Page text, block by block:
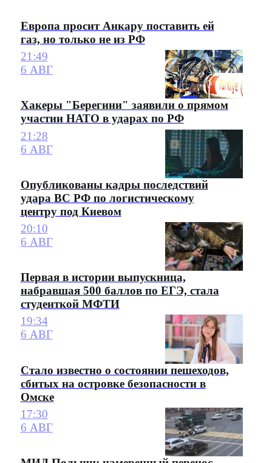
Европа просит Анкару поставить ей
газ, но только не из РФ
21:49
6 АВГ
Хакеры "Берегини" заявили о прямом
участии НАТО в ударах по РФ
21:28
6 АВГ
Опубликованы кадры последствий
удара ВС РФ по логистическому
центру под Киевом
20:10
6 АВГ
Первая в истории выпускница,
набравшая 500 баллов по ЕГЭ, стала
студенткой МФТИ
19:34
6 АВГ
Стало известно о состоянии пешеходов,
сбитых на островке безопасности в
Омске
17:30
6 АВГ